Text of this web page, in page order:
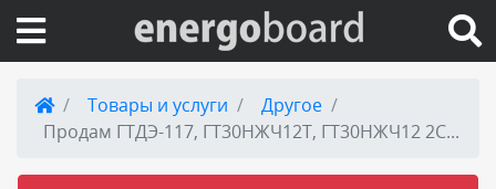
Вход на сайт
Товары и услуги
Другое
Продам ГТДЭ-117, ГТ30НЖЧ12Т, ГТ30НЖЧ12 2С, ГТ60НЖЧ12Т